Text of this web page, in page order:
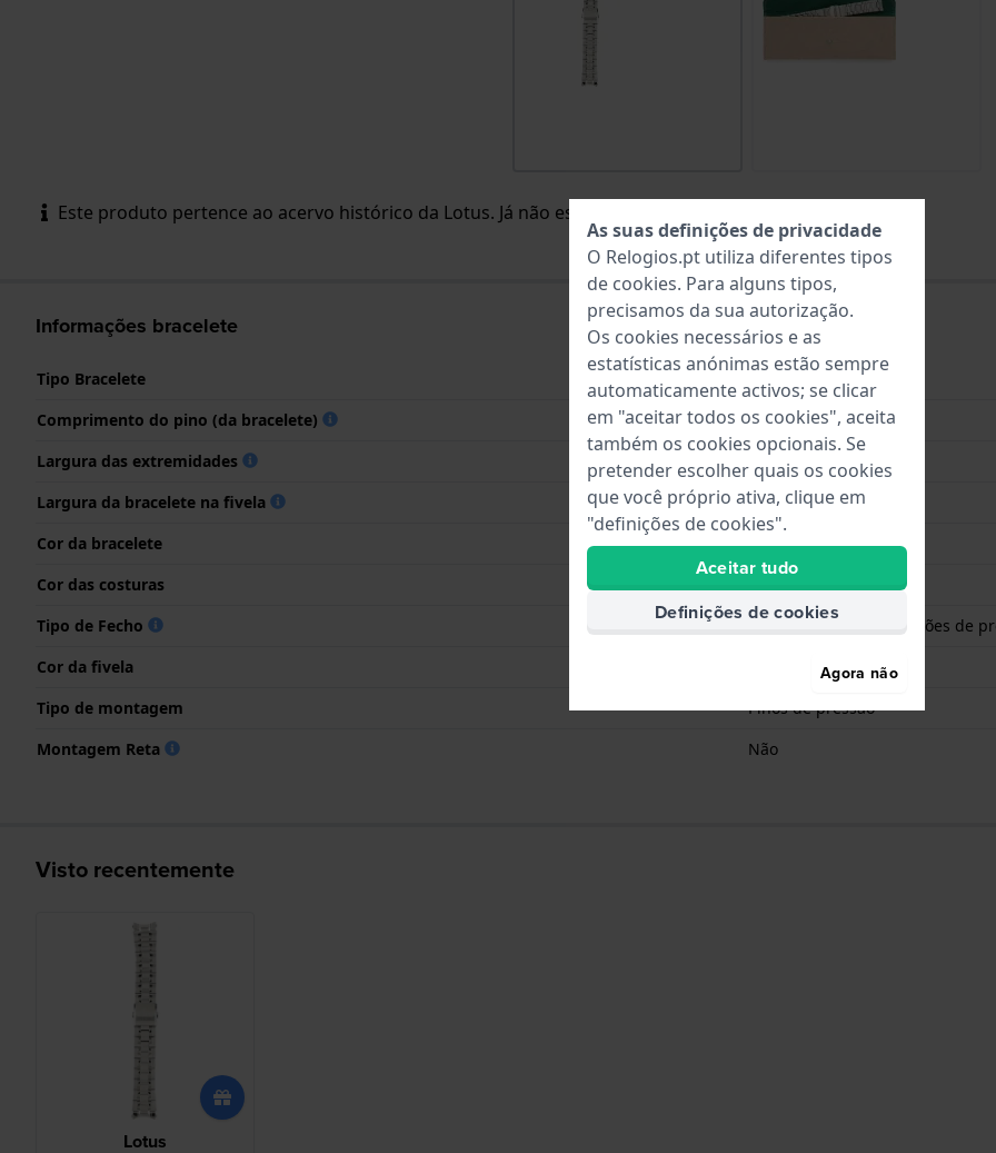
Este produto pertence ao acervo histórico da Lotus. Já não está disponível / para venda.
Informações bracelete
Tipo Bracelete
Comprimento do pino (da bracelete)
23 mm
Largura das extremidades
23 mm
Largura da bracelete na fivela
20 mm
Cor da bracelete
Prata
Cor das costuras
Tipo de Fecho
Fivela dobrável com botões de
Cor da fivela
Tipo de montagem
Pinos de pressão
Montagem Reta
Não
Visto recentemente
Lotus
As suas definições de privacidade
O Relogios.pt utiliza diferentes tipos
de cookies. Para alguns tipos,
precisamos da sua autorização.
Os cookies necessários e as
estatísticas anónimas estão sempre
automaticamente activos; se clicar
em "aceitar todos os cookies", aceita
também os cookies opcionais. Se
pretender escolher quais os cookies
que você próprio ativa, clique em
"definições de cookies".
Aceitar tudo
Definições de cookies
Agora não